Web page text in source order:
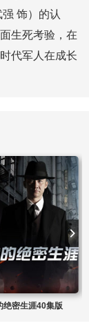
饰）的认
生死考验，在
代军人在成长
绝密生涯40集版